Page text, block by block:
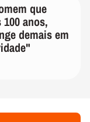
que
anos,
demais em